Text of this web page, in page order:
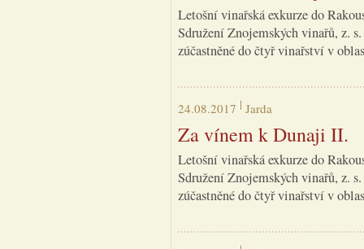
Letošní vinařská exkurze do
Sdružení Znojemských vinařů, z.
zúčastněné do čtyř vinařství v
24.08.2017 Jarda
Za vínem k Dunaji II.
Letošní vinařská exkurze do
Sdružení Znojemských vinařů, z.
zúčastněné do čtyř vinařství v